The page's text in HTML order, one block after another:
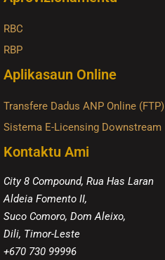
RBC
RBP
Aplikasaun Online
Transfere Dadus ANP Online (FTP)
Sistema E-Licensing Downstream
Kontaktu Ami
City 8 Compound, Rua Has Laran
Aldeia Fomento II,
Suco Comoro, Dom Aleixo,
Dili, Timor-Leste
+670 730 99996